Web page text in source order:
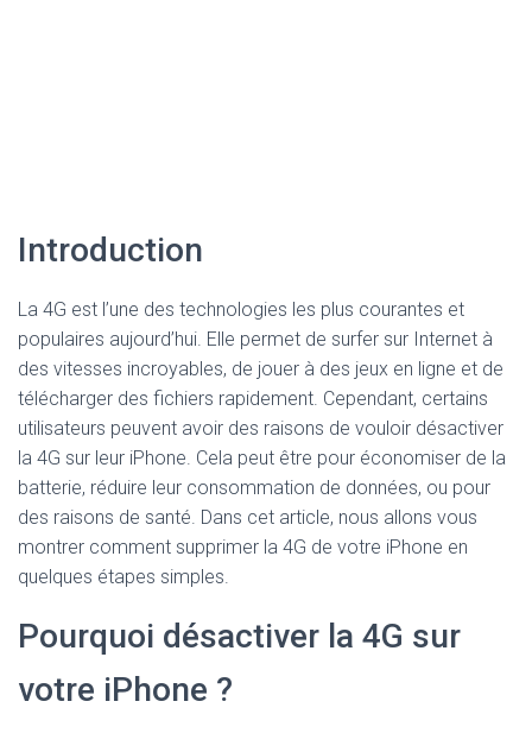
Introduction
La 4G est l’une des technologies les plus courantes et
populaires aujourd’hui. Elle permet de surfer sur Internet à
des vitesses incroyables, de jouer à des jeux en ligne et de
télécharger des fichiers rapidement. Cependant, certains
utilisateurs peuvent avoir des raisons de vouloir désactiver
la 4G sur leur iPhone. Cela peut être pour économiser de la
batterie, réduire leur consommation de données, ou pour
des raisons de santé. Dans cet article, nous allons vous
montrer comment supprimer la 4G de votre iPhone en
quelques étapes simples.
Pourquoi désactiver la 4G sur
votre iPhone ?